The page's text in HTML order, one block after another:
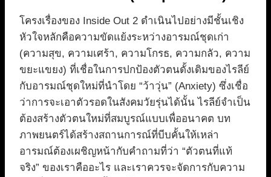
โครงเรื่องของ Inside Out 2 ดำเนินไปอย่างมีชั้นเชิง
หัวใจหลักคือความขัดแย้งระหว่างอารมณ์ชุดเก่า
(ความสุข, ความเศร้า, ความโกรธ, ความกลัว, ความ
ขยะแขยง) ที่เชื่อในการปกป้องตัวตนดั้งเดิมของไรลีย์
กับอารมณ์ชุดใหม่ที่นำโดย “ว้าวุ่น” (Anxiety) ซึ่งเชื่อ
ว่าการจะเอาตัวรอดในสังคมวัยรุ่นได้นั้น ไรลีย์จำเป็น
ต้องสร้างตัวตนใหม่ที่สมบูรณ์แบบเพื่ออนาคต บท
ภาพยนตร์ได้สร้างสถานการณ์ที่บีบคั้นให้เหล่า
อารมณ์ต้องเผชิญหน้ากับคำถามที่ว่า “ตัวตนที่แท้
จริง” ของเราคืออะไร และเราควรจะจัดการกับความ